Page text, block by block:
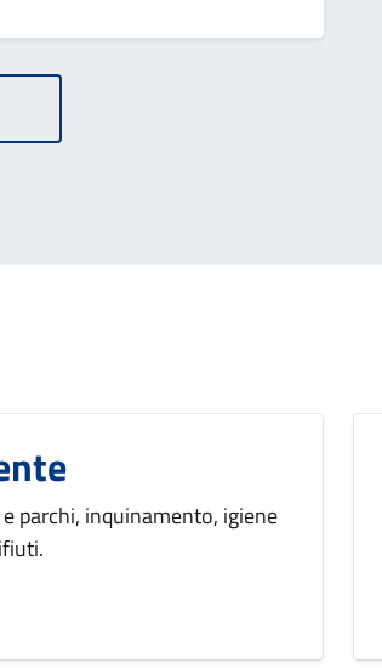
parchi, inquinamento, igiene